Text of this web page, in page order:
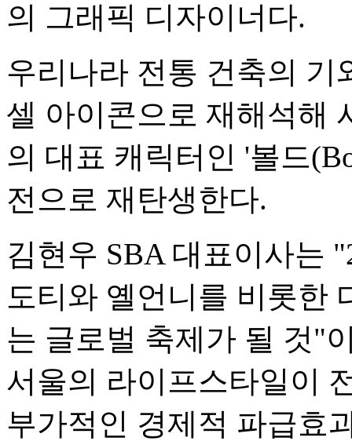
의 그래픽 디자이너다.
우리나라 전통 건축의 기
셀 아이콘으로 재해석해
의 대표 캐릭터인 '볼드
전으로 재탄생한다.
김현우 SBA 대표이사는
도티와 옐언니를 비롯한
는 글로벌 축제가 될 것"
서울의 라이프스타일이
부가적인 경제적 파급효